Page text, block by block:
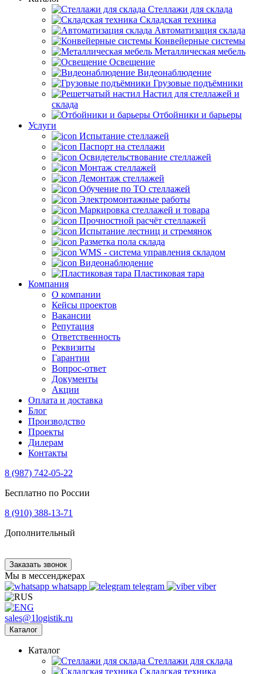
Cтеллажи для склада
Складская техника
Автоматизация склада
Конвейерные системы
Металлическая мебель
Освещение
Видеонаблюдение
Грузовые подъёмники
Настил для стеллажей и
склада
Отбойники и барьеры
Услуги
Испытание стеллажей
Паспорт на стеллажи
Освидетельствование стеллажей
Монтаж стеллажей
Демонтаж стеллажей
Обучение по ТО стеллажей
Электромонтажные работы
Маркировка стеллажей и товара
Прочностной расчёт стеллажей
Испытание лестниц и стремянок
Разметка пола склада
WMS - система управления складом
Видеонаблюдение
Пластиковая тара
Компания
О компании
Кейсы проектов
Вакансии
Репутация
Ответственность
Реквизиты
Гарантии
Вопрос-ответ
Документы
Акции
Оплата и доставка
Блог
Производство
Проекты
Дилерам
Контакты
8 (987) 742-05-22
Бесплатно по России
8 (910) 388-13-71
Дополнительный
Заказать звонок
Мы в мессенджерах
whatsapp
telegram viber
sales@1logistik.ru
Каталог
Каталог
Cтеллажи для склада
Складская техника